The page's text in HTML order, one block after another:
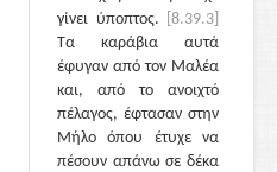
γίνει ύποπτος.
[8.39.3]
Τα καράβια αυτά
έφυγαν από τον Μαλέα
και, από το ανοιχτό
πέλαγος, έφτασαν στην
Μήλο όπου έτυχε να
πέσουν απάνω σε δέκα